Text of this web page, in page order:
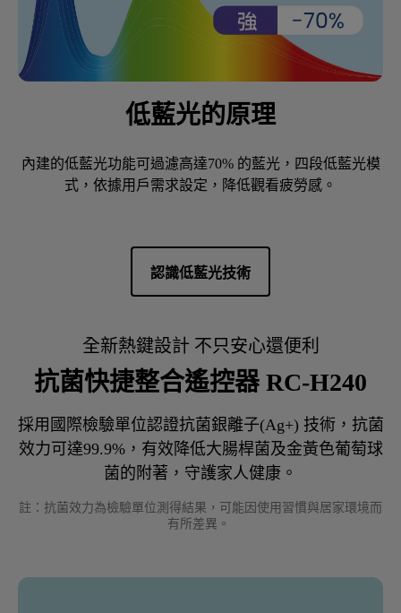
低藍光的原理
內建的低藍光功能可過濾高達70% 的藍光，四段低藍光模
式，依據用戶需求設定，降低觀看疲勞感。
認識低藍光技術
全新熱鍵設計 不只安心還便利
抗菌快捷整合遙控器 RC-H240
採用國際檢驗單位認證抗菌銀離子(Ag+) 技術，抗菌
效力可達99.9%，有效降低大腸桿菌及金黃色葡萄球
註：抗菌效力為檢驗單位測得結果，可能因使用習慣與居家環境而
有所差異。